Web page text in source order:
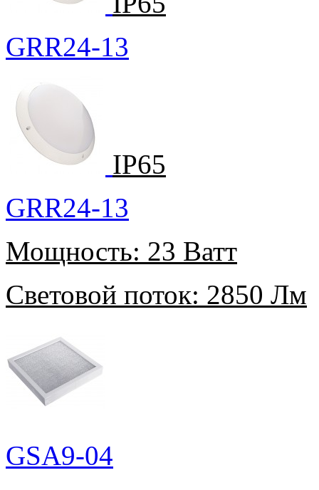
GRR24-13
IP65
GRR24-13
Мощность: 23 Ватт
Световой поток: 2850 Лм
GSA9-04